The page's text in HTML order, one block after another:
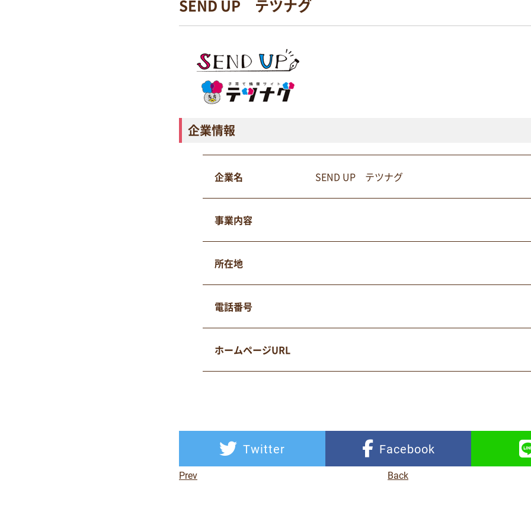
SEND UP テツナグ
企業情報
企業名 SEND UP テツナグ
事業内容
所在地
電話番号
ホームページURL
Twitter Facebook
Prev Back